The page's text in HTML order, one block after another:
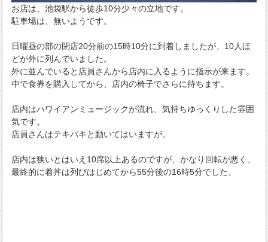
お店は、池袋駅から徒歩10分少々の立地です。
駐車場は、無いようです。
日曜昼の部の閉店20分前の15時10分に到着しましたが、10人ほ
どが外に列んでいました。
外に並んでいると店員さんから店内に入るように指示が来ます。
中で食券を購入してから、店内の椅子でさらに待ちます。
店内はハワイアンミュージックが流れ、気持ちゆっくりした雰囲
気です。
店員さんはテキパキと動いてはいますが。
店内は狭いとはいえ10席以上あるのですが、かなり回転が悪く、
最終的に着丼は列びはじめてから55分後の16時5分でした。